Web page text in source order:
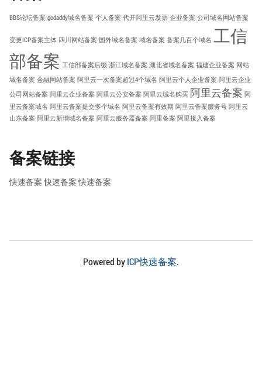
BBS论坛备案 godaddy域名备案 个人备案 代开阿里云发票 企业备案 公司域名网站备案
变更ICP备案主体 四川网站备案 国外域名备案 域名备案 备案几百个域名 工信
部备案 工信部备案后缀 浙江域名备案 湖北省域名备案 福建企业备案 网站
域名备案 金融网站备案 阿里云一次备案超过4个域名 阿里云个人企业备案 阿里云企业
公司网站备案 阿里云企业备案 阿里云公安备案 阿里云域名购买 阿里云备案 阿
里云备案域名 阿里云备案提交多个域名 阿里云备案有效期 阿里云备案服务号 阿里云
山东备案 阿里云新增域名备案 阿里云服务器备案 阿里备案 阿里接入备案
备案链接
快速备案 快速备案 快速备案
Powered byICP快速备案.